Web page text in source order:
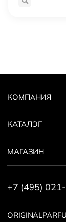
КОМПАНИЯ
КАТАЛОГ
МАГАЗИН
+7 (495)